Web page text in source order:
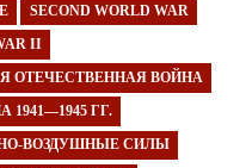
SECOND WORLD WAR
II
ОТЕЧЕСТВЕННАЯ ВОЙНА
ГГ.
ВОЗДУШНЫЕ СИЛЫ